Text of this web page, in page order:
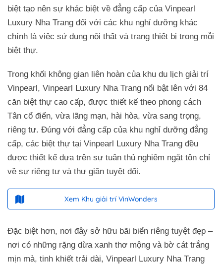
biệt tạo nên sự khác biệt về đẳng cấp của Vinpearl
Luxury Nha Trang đối với các khu nghỉ dưỡng khác
chính là việc sử dụng nội thất và trang thiết bị trong mỗi
biệt thự.
Trong khối không gian liên hoàn của khu du lịch giải trí
Vinpearl, Vinpearl Luxury Nha Trang nổi bật lên với 84
căn biệt thự cao cấp, được thiết kế theo phong cách
Tân cổ điển, vừa lãng mạn, hài hòa, vừa sang trọng,
riêng tư. Đúng với đẳng cấp của khu nghỉ dưỡng đẳng
cấp, các biệt thự tại Vinpearl Luxury Nha Trang đều
được thiết kế dựa trên sự tuân thủ nghiêm ngặt tôn chỉ
về sự riêng tư và thư giãn tuyệt đối.
Xem Khu giải trí VinWonders
Đặc biệt hơn, nơi đây sở hữu bãi biển riêng tuyệt đẹp –
nơi có những rặng dừa xanh thơ mộng và bờ cát trắng
mịn mà, tinh khiết trải dài, Vinpearl Luxury Nha Trang